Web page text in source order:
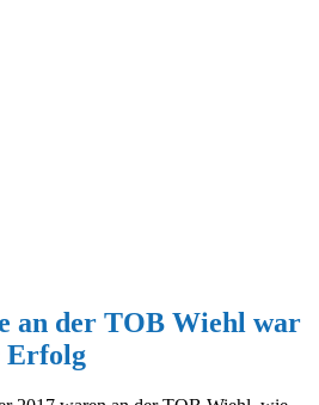
an der TOB Wiehl war
Erfolg